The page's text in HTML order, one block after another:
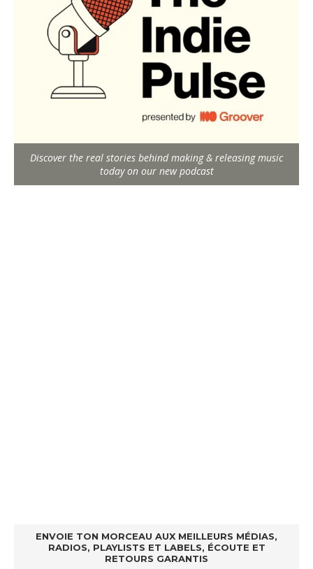
Discover the real stories behind making & releasing music
today on our new podcast
ENVOIE TON MORCEAU AUX MEILLEURS MÉDIAS,
RADIOS, PLAYLISTS ET LABELS, ÉCOUTE ET
RETOURS GARANTIS